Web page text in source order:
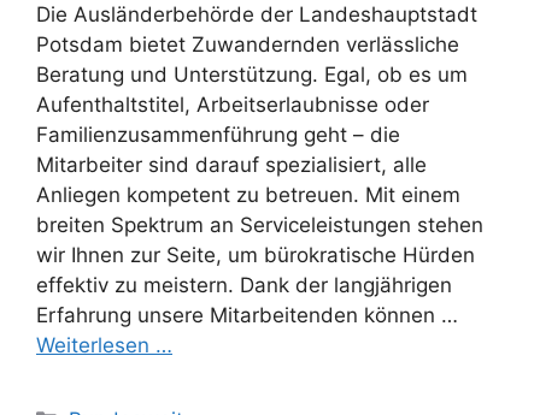
Die Ausländerbehörde der Landeshauptstadt
Potsdam bietet Zuwandernden verlässliche
Beratung und Unterstützung. Egal, ob es um
Aufenthaltstitel, Arbeitserlaubnisse oder
Familienzusammenführung geht – die
Mitarbeiter sind darauf spezialisiert, alle
Anliegen kompetent zu betreuen. Mit einem
breiten Spektrum an Serviceleistungen stehen
wir Ihnen zur Seite, um bürokratische Hürden
effektiv zu meistern. Dank der langjährigen
Erfahrung unsere Mitarbeitenden können …
Weiterlesen …